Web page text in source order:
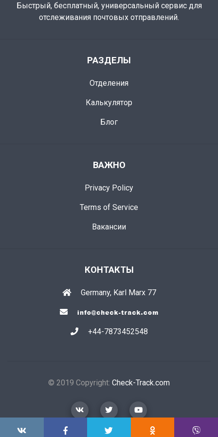
Быстрый, бесплатный, универсальный сервис для
отслеживания почтовых отправлений.
РАЗДЕЛЫ
Отделения
Калькулятор
Блог
ВАЖНО
Privacy Policy
Terms of Service
Вакансии
КОНТАКТЫ
Germany, Karl Marx 77
+44-7873452548
© 2019 Copyright: Check-Track.com